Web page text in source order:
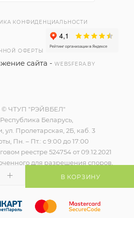
В КОРЗИНУ
КОНФИДЕНЦИАЛЬНОСТИ
ОФЕРТЫ
сайта -WEBSFERA.BY
© ЧТУП "РЭЙВБЕЛ"
Республика Беларусь,
ул. Пролетарская, 2Б, каб. 3
Пн. – Пт.: с 9:00 до 17:00
реестре 524754 от 09.12.2021
для разрешения споров,
контролирующего органа)